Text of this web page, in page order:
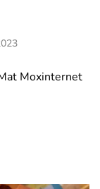
Moxinternet